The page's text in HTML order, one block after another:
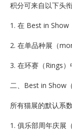
积分可来自以下头衔
1. 在 Best in Show
2. 在单品种展（
3. 在环赛（Rings
二、Best in Show
所有猫展的默认系
1. 俱乐部周年庆展